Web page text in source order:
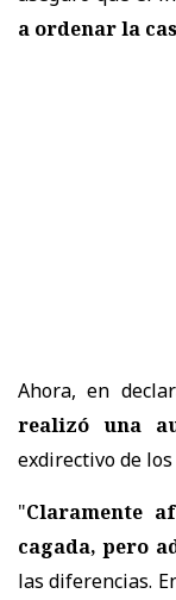
a ordenar la
Ahora, en
realizó una
exdirectivo de los
"Claramente
cagada, pero
las diferencias.